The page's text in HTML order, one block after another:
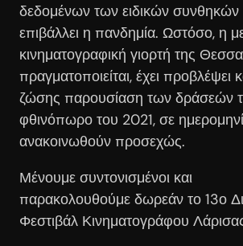
δεδομένων των ειδικών
επιβάλλει η πανδημία. Ωστόσο, η
κινηματογραφική γιορτή της
πραγματοποιείται, έχει προβλέψει
ζώσης παρουσίαση των δράσεών
φθινόπωρο του 2021, σε
ανακοινωθούν προσεχώς.
Μένουμε συντονισμένοι και
παρακολουθούμε δωρεάν το 13ο
Φεστιβάλ Κινηματογράφου